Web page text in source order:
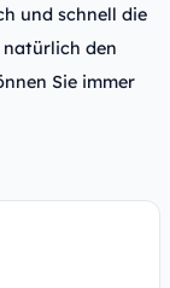
und schnell die
den
Sie immer